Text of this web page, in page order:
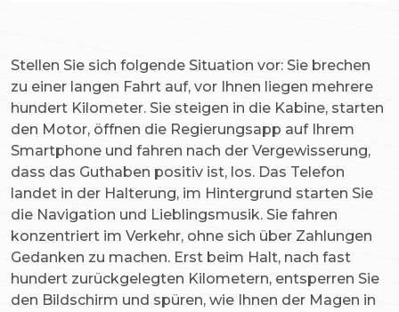
Stellen Sie sich folgende Situation vor: Sie brechen
zu einer langen Fahrt auf, vor Ihnen liegen mehrere
hundert Kilometer. Sie steigen in die Kabine, starten
den Motor, öffnen die Regierungsapp auf Ihrem
Smartphone und fahren nach der Vergewisserung,
dass das Guthaben positiv ist, los. Das Telefon
landet in der Halterung, im Hintergrund starten Sie
die Navigation und Lieblingsmusik. Sie fahren
konzentriert im Verkehr, ohne sich über Zahlungen
Gedanken zu machen. Erst beim Halt, nach fast
hundert zurückgelegten Kilometern, entsperren Sie
den Bildschirm und spüren, wie Ihnen der Magen in